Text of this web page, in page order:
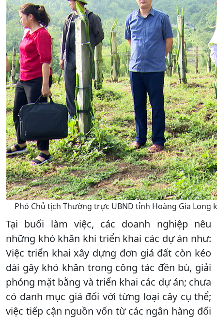
Phó Chủ tịch Thường trực UBND tỉnh Hoàng Gia
Tại buổi làm việc, các doanh nghiệp nêu
những khó khăn khi triển khai các dự án như:
Việc triển khai xây dựng đơn giá đất còn kéo
dài gây khó khăn trong công tác đền bù, giải
phóng mặt bằng và triển khai các dự án; chưa
có danh mục giá đối với từng loại cây cụ thể;
việc tiếp cận nguồn vốn từ các ngân hàng đối